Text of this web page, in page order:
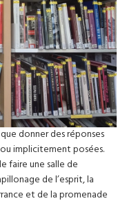
donner des réponses
implicitement posées.
faire une salle de
de l’esprit, la
et de la promenade